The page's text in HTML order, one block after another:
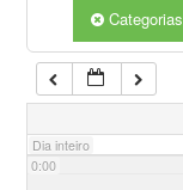
Categorias
Dia inteiro
0:00